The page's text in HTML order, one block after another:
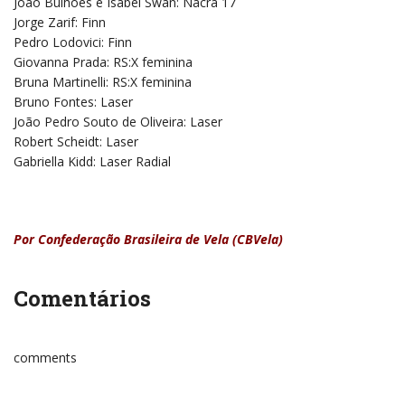
Jorge Zarif: Finn
Pedro Lodovici: Finn
Giovanna Prada: RS:X feminina
Bruna Martinelli: RS:X feminina
Bruno Fontes: Laser
João Pedro Souto de Oliveira: Laser
Robert Scheidt: Laser
Gabriella Kidd: Laser Radial
Por Confederação Brasileira de Vela (CBVela)
Comentários
comments